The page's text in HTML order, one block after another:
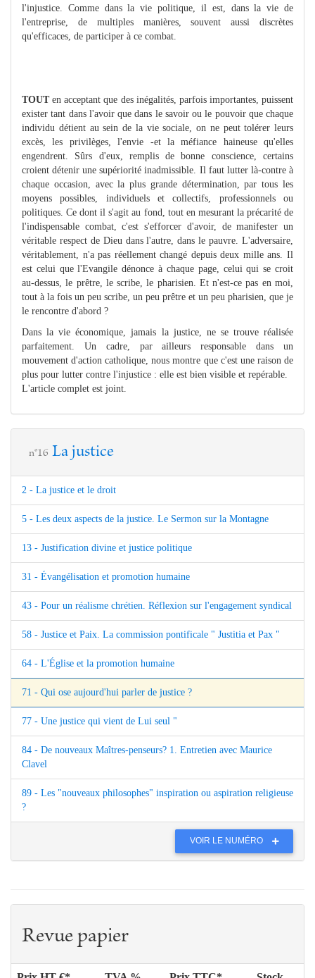
l'injustice. Comme dans la vie politique, il est, dans la vie de
l'entreprise, de multiples manières, souvent aussi discrètes
qu'efficaces, de participer à ce combat.
TOUTen acceptant que des inégalités, parfois importantes, puissent
exister tant dans l'avoir que dans le savoir ou le pouvoir que chaque
individu détient au sein de la vie sociale, on ne peut tolérer leurs
excès, les privilèges, l'envie -et la méfiance haineuse qu'elles
engendrent. Sûrs d'eux, remplis de bonne conscience, certains
croient détenir une supériorité inadmissible. Il faut lutter là-contre à
chaque occasion, avec la plus grande détermination, par tous les
moyens possibles, individuels et collectifs, professionnels ou
politiques. Ce dont il s'agit au fond, tout en mesurant la précarité de
l'indispensable combat, c'est s'efforcer d'avoir, de manifester un
véritable respect de Dieu dans l'autre, dans le pauvre. L'adversaire,
véritablement, n'a pas réellement changé depuis deux mille ans. Il
est celui que l'Evangile dénonce à chaque page, celui qui se croit
au-dessus, le prêtre, le scribe, le pharisien. Et n'est-ce pas en moi,
tout à la fois un peu scribe, un peu prêtre et un peu pharisien, que je
le rencontre d'abord ?
Dans la vie économique, jamais la justice, ne se trouve réalisée
parfaitement. Un cadre, par ailleurs responsable dans un
mouvement d'action catholique, nous montre que c'est une raison de
plus pour lutter contre l'injustice : elle est bien visible et repérable.
L'article complet est joint.
n°16 La justice
2 - La justice et le droit
5 - Les deux aspects de la justice. Le Sermon sur la Montagne
13 - Justification divine et justice politique
31 - Évangélisation et promotion humaine
43 - Pour un réalisme chrétien. Réflexion sur l'engagement syndical
58 - Justice et Paix. La commission pontificale " Justitia et Pax "
64 - L'Église et la promotion humaine
71 - Qui ose aujourd'hui parler de justice ?
77 - Une justice qui vient de Lui seul "
84 - De nouveaux Maîtres-penseurs? 1. Entretien avec Maurice
Clavel
89 - Les "nouveaux philosophes" inspiration ou aspiration religieuse
?
VOIR LE NUMÉRO
Revue papier